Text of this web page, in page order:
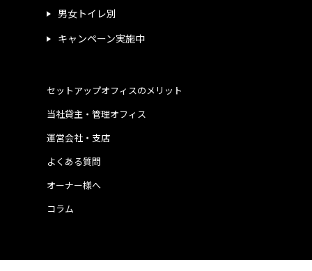
男女トイレ別
キャンペーン実施中
運営会社・支店
よくある質問
当社貸主・管理オフィス
オーナー様へ
コラム
セットアップオフィスのメリット